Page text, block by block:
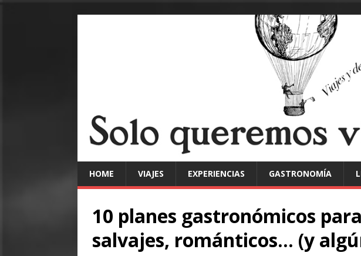
HOME VIAJES EXPERIENCIAS GASTRONOMÍA
10 planes gastronómicos
salvajes, románticos… (y